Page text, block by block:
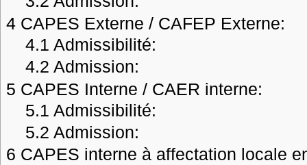
4 CAPES Externe / CAFEP Externe:
4.1 Admissibilité:
4.2 Admission:
5 CAPES Interne / CAER interne:
5.1 Admissibilité:
5.2 Admission:
6 CAPES interne à affectation locale